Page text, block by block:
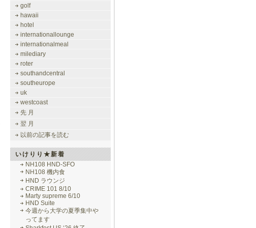
golf
hawaii
hotel
internationallounge
internationalmeal
milediary
roter
southandcentral
southeurope
uk
westcoast
先 月
翌 月
以前の記事を読む
いけりり★新着
NH108 HND-SFO
NH108 機内食
HND ラウンジ
CRIME 101 8/10
Marty supreme 6/10
HND Suite
今週から大学の夏季集中や
ってます